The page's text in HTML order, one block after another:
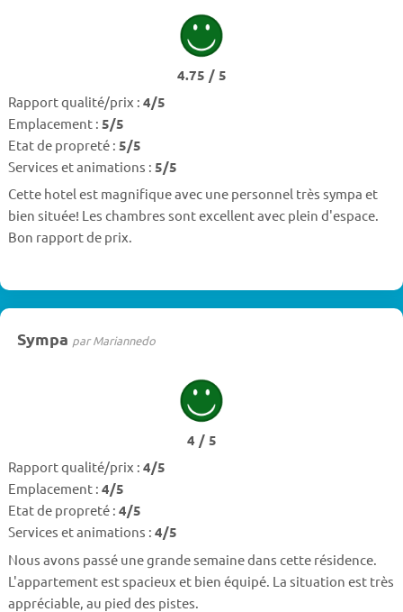
4.75 / 5
Rapport qualité/prix : 4/5
Emplacement : 5/5
Etat de propreté : 5/5
Services et animations : 5/5
Cette hotel est magnifique avec une personnel très sympa et
bien située! Les chambres sont excellent avec plein d'espace.
Bon rapport de prix.
Sympa par Mariannedo
4 / 5
Rapport qualité/prix : 4/5
Emplacement : 4/5
Etat de propreté : 4/5
Services et animations : 4/5
Nous avons passé une grande semaine dans cette résidence.
L'appartement est spacieux et bien équipé. La situation est très
appréciable, au pied des pistes.